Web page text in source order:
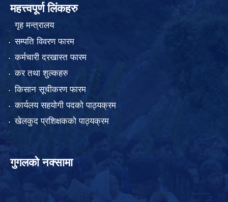
महत्त्वपूर्ण लिंकहरु
गृह मन्त्रालय
सम्पति विवरण फारम
कर्मचारी दरखास्त फारम
कर तथा शुल्कहरु
किसान सूचीकरण फारम
कार्यलय सहयोगी पदको पाठ्यक्रम
खेलकुद प्रशिक्षकको पाठ्यक्रम
गुगलको नक्सामा